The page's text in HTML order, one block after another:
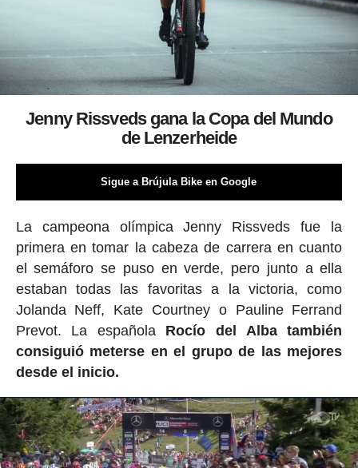
Jenny Rissveds gana la Copa del Mundo
de Lenzerheide
Sigue a Brújula Bike en Google
La campeona olímpica Jenny Rissveds fue la
primera en tomar la cabeza de carrera en cuanto
el semáforo se puso en verde, pero junto a ella
estaban todas las favoritas a la victoria, como
Jolanda Neff, Kate Courtney o Pauline Ferrand
Prevot. La española Rocío del Alba también
consiguió meterse en el grupo de las mejores
desde el inicio.